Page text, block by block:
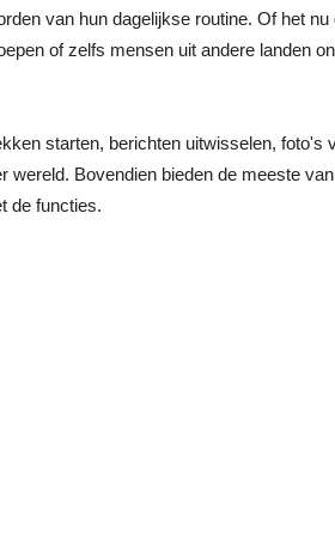
van hun dagelijkse routine. Of het
of zelfs mensen uit andere landen
starten, berichten uitwisselen, foto's
Bovendien bieden de meeste
de functies.